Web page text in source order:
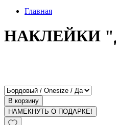
Главная
НАКЛЕЙКИ
В корзину
НАМЕКНУТЬ О ПОДАРКЕ!